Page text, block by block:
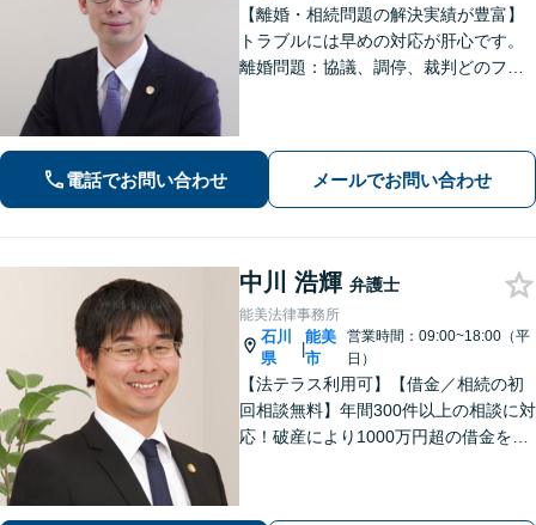
【離婚・相続問題の解決実績が豊富】
トラブルには早めの対応が肝心です。
離婚問題：協議、調停、裁判どのフェ
【駐車場あり】【法テラス可】
電話でお問い合わせ メールでお問い合わせ
中川 浩輝 弁護士
能美法律事務所
石川
県
|
能美
市
営業時間：09:00~18:00（平
日）
【法テラス利用可】【借金／相続の初
回相談無料】年間300件以上の相談に対
応！破産により1000万円超の借金をゼ